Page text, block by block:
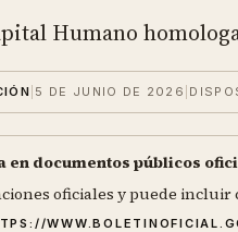
Humano
5 DE JUNIO DE 2026
documentos públicos
oficiales y puede